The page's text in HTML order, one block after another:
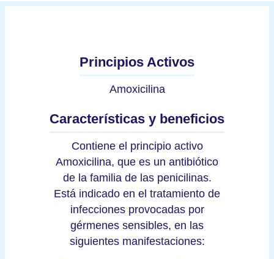
Principios Activos
Amoxicilina
Características y beneficios
Contiene el principio activo
Amoxicilina, que es un antibiótico
de la familia de las penicilinas.
Está indicado en el tratamiento de
infecciones provocadas por
gérmenes sensibles, en las
siguientes manifestaciones: